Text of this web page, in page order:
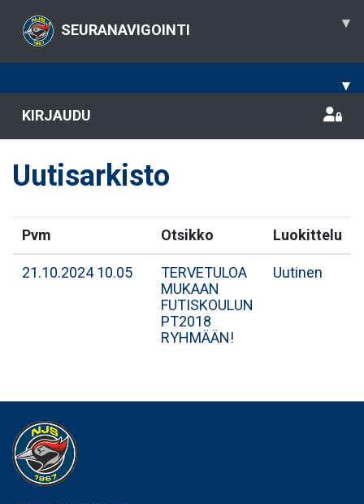
SEURANAVIGOINTI ▾
▾
KIRJAUDU
Uutisarkisto
Pvm Otsikko Luokittelu
21.10.2024 10.05
TERVETULOA
MUKAAN
FUTISKOULUN
PT2018
RYHMÄÄN!
Uutinen